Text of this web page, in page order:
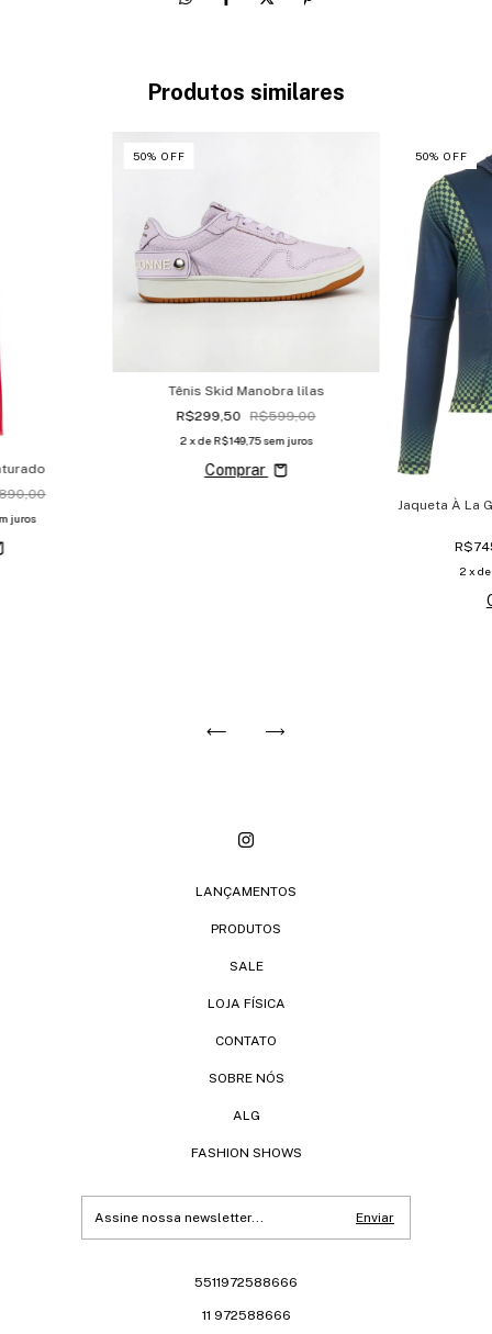
Produtos similares
juros
50% OFF
Tênis Skid Manobra lilas
R$299,50
R$599,00
2 x deR$149,75 sem juros
Comprar
50%OFF
Jaqueta À La
2 x
LANÇAMENTOS
PRODUTOS
SALE
LOJA FÍSICA
CONTATO
SOBRE NÓS
ALG
FASHION SHOWS
5511972588666
11 972588666